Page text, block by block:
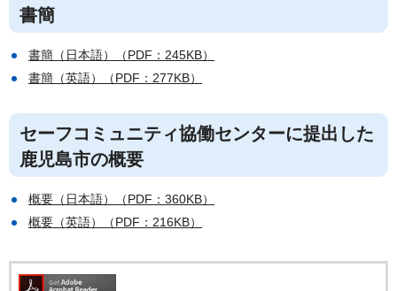
書簡
書簡（日本語）（PDF：245KB）
書簡（英語）（PDF：277KB）
セーフコミュニティ協働センターに提出した
鹿児島市の概要
概要（日本語）（PDF：360KB）
概要（英語）（PDF：216KB）